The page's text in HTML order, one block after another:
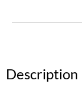
Description